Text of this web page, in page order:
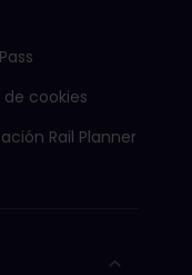
cookies
Rail Planner